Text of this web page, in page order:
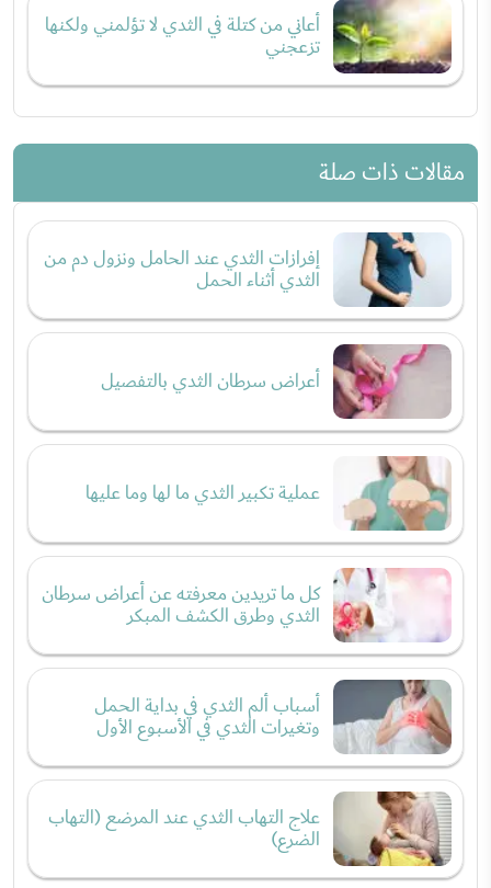
أعاني من كتلة في الثدي لا تؤلمني ولكنها
تزعجني
مقالات ذات صلة
إفرازات الثدي عند الحامل ونزول دم من
الثدي أثناء الحمل
أعراض سرطان الثدي بالتفصيل
عملية تكبير الثدي ما لها وما عليها
كل ما تريدين معرفته عن أعراض سرطان
الثدي وطرق الكشف المبكر
أسباب ألم الثدي في بداية الحمل
وتغيرات الثدي في الأسبوع الأول
علاج التهاب الثدي عند المرضع (التهاب
الضرع)